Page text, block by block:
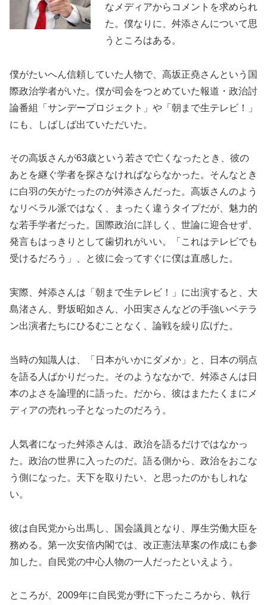
なメディアからコメントを求められ
た。僕なりに、舛添さんについて思
うところはある。
僕がたいへん信頼していた人物で、高坂正堯さんという国
際政治学者がいた。僕が司会をつとめていた報道・政治討
論番組「サンデープロジェクト」や「朝まで生テレビ！」
にも、しばしば出ていただいた。
その高坂さんが63歳という若さで亡くなったとき、彼の
あとを継ぐ学者を探さなければならなかった。そんなとき
に白羽の矢がたったのが舛添さんだった。高坂さんのよう
なリベラル派ではなく、まったく違うタイプだが、魅力的
な若手学者だった。国際政治に詳しく、世論に迎合せず、
発言もはっきりとして歯切れがいい。「これはテレビでも
受けるだろう」、と彼に会ってすぐに僕は直感した。
実際、舛添さんは「朝まで生テレビ！」に出演すると、大
島渚さん、野坂昭如さん、小田実さんなどの手強いベテラ
ン出演者たちにひるむことなく、論戦を繰り広げた。
当時の知識人は、「日本がいかにダメか」と、日本の弱点
を語る人ばかりだった。そのようななかで、舛添さんは日
本のよさを論理的に語った。だから、彼はまたたくまにメ
ディアの売れっ子となったのだろう。
人気者になった舛添さんは、政治を語るだけではなかっ
た。政治の世界に入ったのだ。語る側から、政治をおこな
う側になった。天下を取りたい、と思ったのかもしれな
い。
彼は自民党から出馬し、国会議員となり、厚生労働大臣を
務める。第一次安倍内閣では、改正憲法草案の作成にも参
加した。自民党の中心人物の一人だったといえよう。
ところが、2009年に自民党が野に下ったころから、執行